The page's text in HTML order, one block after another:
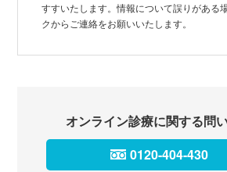
すすいたします。情報について誤りがある
クからご連絡をお願いいたします。
オンライン診療に関する問
0120-404-430